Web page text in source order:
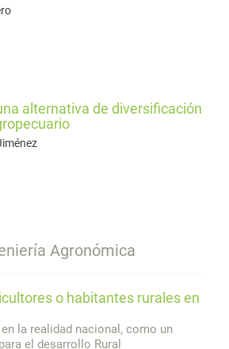
alternativa de diversificación
Agronómica
o habitantes rurales en
la realidad nacional, como un
el desarrollo Rural